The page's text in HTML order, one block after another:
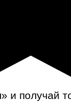
и получай